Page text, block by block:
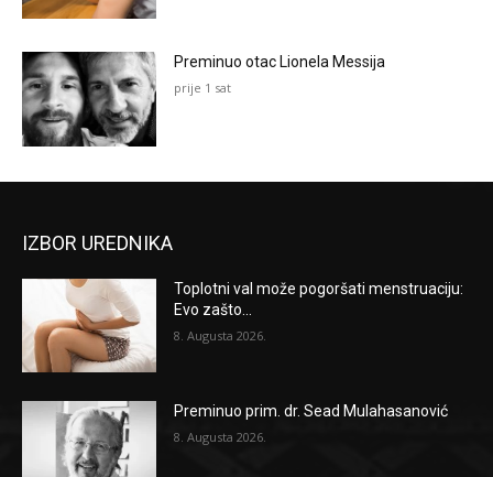
Preminuo otac Lionela Messija
prije 1 sat
IZBOR UREDNIKA
Toplotni val može pogoršati menstruaciju:
Evo zašto...
8. Augusta 2026.
Preminuo prim. dr. Sead Mulahasanović
8. Augusta 2026.